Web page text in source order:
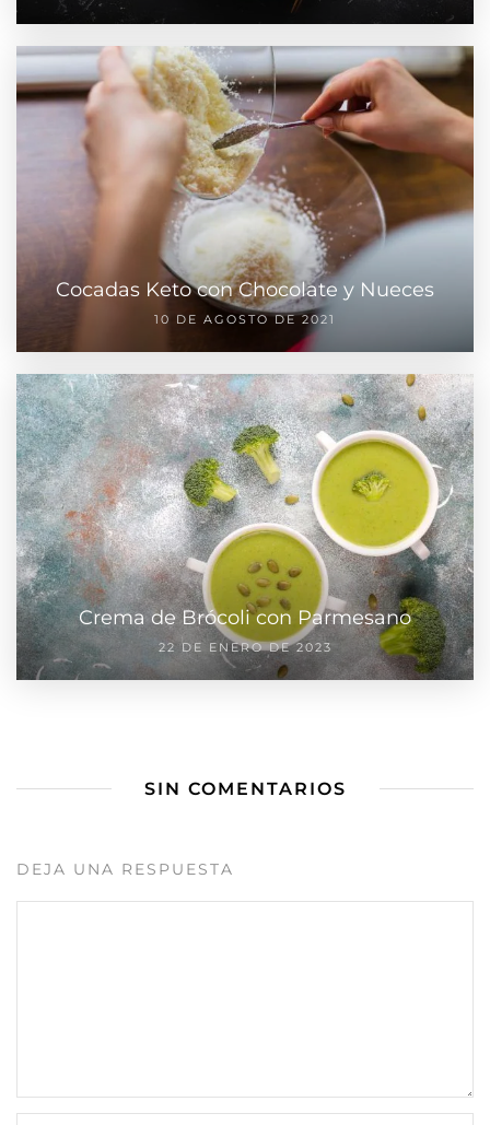
Cocadas Keto con Chocolate y Nueces
10 DE AGOSTO DE 2021
Crema de Brócoli con Parmesano
22 DE ENERO DE 2023
SIN COMENTARIOS
DEJA UNA RESPUESTA